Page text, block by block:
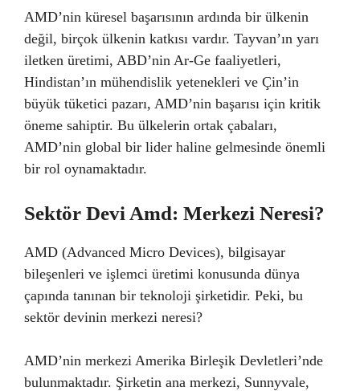
AMD’nin küresel başarısının ardında bir ülkenin
değil, birçok ülkenin katkısı vardır. Tayvan’ın yarı
iletken üretimi, ABD’nin Ar-Ge faaliyetleri,
Hindistan’ın mühendislik yetenekleri ve Çin’in
büyük tüketici pazarı, AMD’nin başarısı için kritik
öneme sahiptir. Bu ülkelerin ortak çabaları,
AMD’nin global bir lider haline gelmesinde önemli
bir rol oynamaktadır.
Sektör Devi Amd: Merkezi Neresi?
AMD (Advanced Micro Devices), bilgisayar
bileşenleri ve işlemci üretimi konusunda dünya
çapında tanınan bir teknoloji şirketidir. Peki, bu
sektör devinin merkezi neresi?
AMD’nin merkezi Amerika Birleşik Devletleri’nde
bulunmaktadır. Şirketin ana merkezi, Sunnyvale,